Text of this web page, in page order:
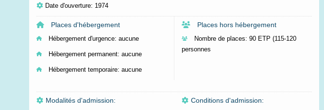
Date d'ouverture: 1974
Places d'hébergement
Hébergement d'urgence: aucune
Hébergement permanent: aucune
Hébergement temporaire: aucune
Places hors hébergement
Nombre de places: 90 ETP (115-120
personnes
Modalités d'admission: Conditions d'admission: